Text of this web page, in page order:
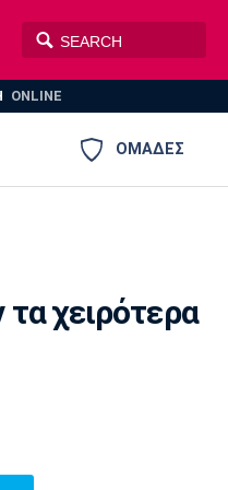
ONLINE
ΟΜΑΔΕΣ
ΠΑΟΚ
χειρότερα